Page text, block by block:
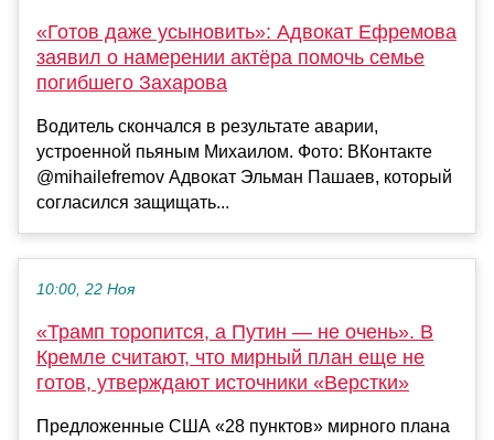
«Готов даже усыновить»: Адвокат Ефремова
заявил о намерении актёра помочь семье
погибшего Захарова
Водитель скончался в результате аварии,
устроенной пьяным Михаилом. Фото: ВКонтакте
@mihailefremov Адвокат Эльман Пашаев, который
согласился защищать...
10:00, 22 Ноя
«Трамп торопится, а Путин — не очень». В
Кремле считают, что мирный план еще не
готов, утверждают источники «Верстки»
Предложенные США «28 пунктов» мирного плана